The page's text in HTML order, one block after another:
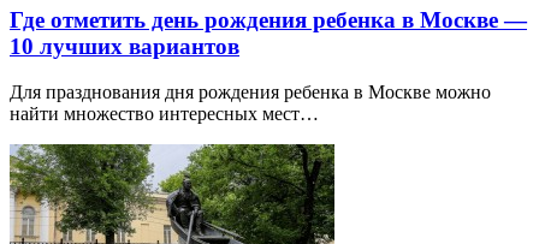
Где отметить день рождения ребенка в Москве —
10 лучших вариантов
Для празднования дня рождения ребенка в Москве можно
найти множество интересных мест…